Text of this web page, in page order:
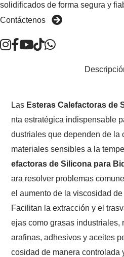
solidificados de forma segura y
Contáctenos
Las Esteras Calefactoras de
nta estratégica indispensable
dustriales que dependen de la
materiales sensibles a la
efactoras de Silicona para
ara resolver problemas
el aumento de la viscosidad
Facilitan la extracción y el
ejas como grasas industriales,
arafinas, adhesivos y aceites
cosidad de manera controlada